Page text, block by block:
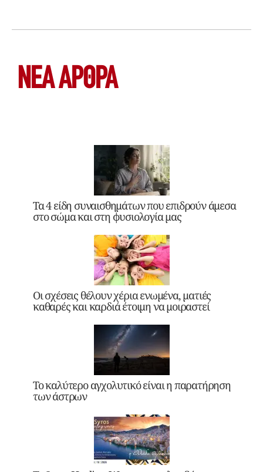
ΝΕΑ ΆΡΘΡΑ
Τα 4 είδη συναισθημάτων που επιδρούν άμεσα
στο σώμα και στη φυσιολογία μας
Οι σχέσεις θέλουν χέρια ενωμένα, ματιές
καθαρές και καρδιά έτοιμη να μοιραστεί
Το καλύτερο αγχολυτικό είναι η παρατήρηση
των άστρων